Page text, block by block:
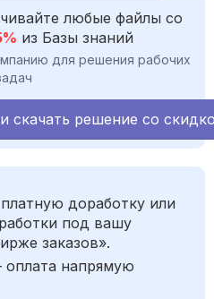
любые файлы со
из Базы знаний
для решения рабочих
скачать решение со
доработку или
под вашу
заказов».
напрямую